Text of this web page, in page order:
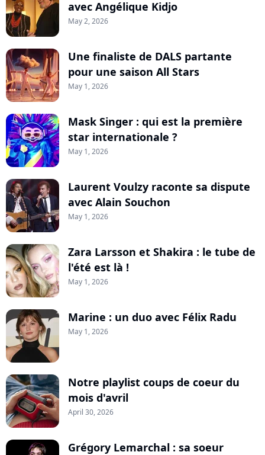
avec Angélique Kidjo
May 2, 2026
Une finaliste de DALS partante
pour une saison All Stars
May 1, 2026
Mask Singer : qui est la première
star internationale ?
May 1, 2026
Laurent Voulzy raconte sa dispute
avec Alain Souchon
May 1, 2026
Zara Larsson et Shakira : le tube de
l'été est là !
May 1, 2026
Marine : un duo avec Félix Radu
May 1, 2026
Notre playlist coups de coeur du
mois d'avril
April 30, 2026
Grégory Lemarchal : sa soeur